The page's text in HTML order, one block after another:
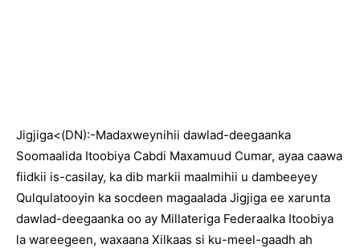
Jigjiga<(DN):-Madaxweynihii dawlad-deegaanka
Soomaalida Itoobiya Cabdi Maxamuud Cumar, ayaa caawa
fiidkii is-casilay, ka dib markii maalmihii u dambeeyey
Qulqulatooyin ka socdeen magaalada Jigjiga ee xarunta
dawlad-deegaanka oo ay Millateriga Federaalka Itoobiya
la wareegeen, waxaana Xilkaas si ku-meel-gaadh ah